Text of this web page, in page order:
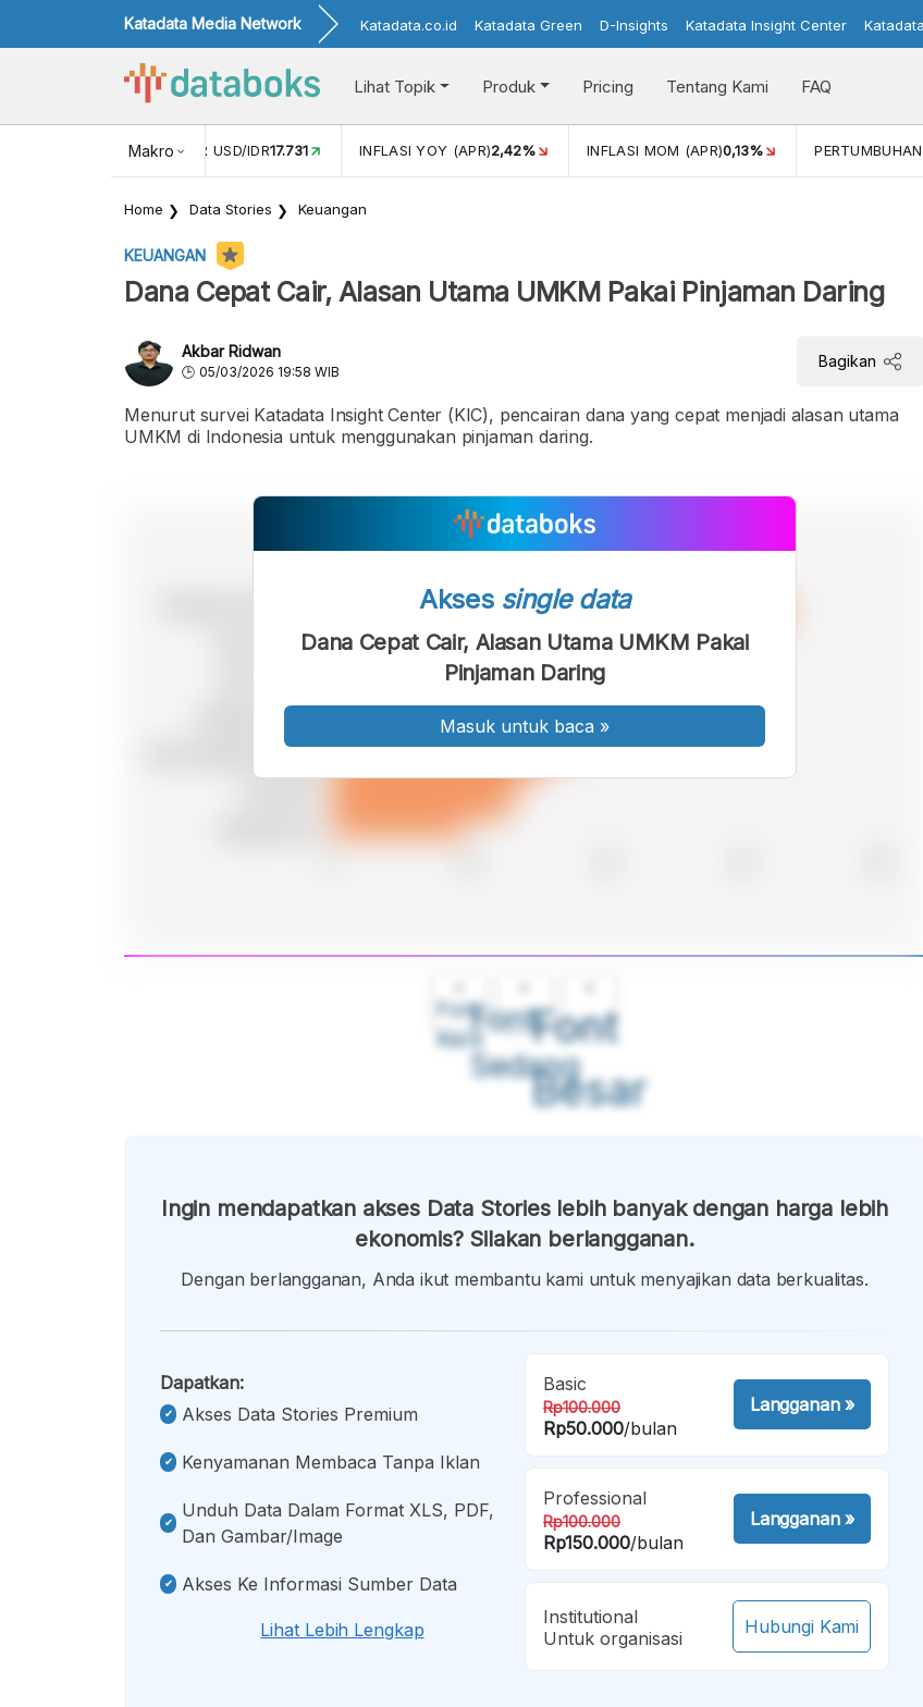
Katadata Media Network Katadata.co.id Katadata Green D-Insights Katadata Insight Center
Lihat Topik Produk Pricing Tentang Kami FAQ
Makro
NILAI TUKAR USD/IDR17.731 INFLASI YOY (APR)2,42% INFLASI MOM (APR)0,13%
Home Data Stories Keuangan
KEUANGAN
Dana Cepat Cair, Alasan Utama UMKM Pakai Pinjaman Daring
Akbar Ridwan
05/03/2026 19:58 WIB
Bagikan
Menurut survei Katadata Insight Center (KIC), pencairan dana yang cepat menjadi alasan utama
UMKM di Indonesia untuk menggunakan pinjaman daring.
Font
Kecil
Font
Sedang
Font
Besar
Akses single data
Dana Cepat Cair, Alasan Utama UMKM Pakai
Pinjaman Daring
Masuk untuk baca »
Ingin mendapatkan akses Data Stories lebih banyak dengan harga lebih
ekonomis? Silakan berlangganan.
Dengan berlangganan, Anda ikut membantu kami untuk menyajikan data berkualitas.
Dapatkan:
Akses Data Stories Premium
Kenyamanan Membaca Tanpa Iklan
Unduh Data Dalam Format XLS, PDF,
Dan Gambar/image
Akses Ke Informasi Sumber Data
Lihat Lebih Lengkap
Basic
Rp100.000
Rp50.000/bulan
Langganan»
Professional
Rp100.000
Rp150.000/bulan
Langganan»
Institutional
Untuk organisasi
Hubungi Kami